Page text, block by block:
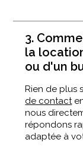
3.
la
ou d'un
Rien de plus
de contact
nous
répondons
adaptée à